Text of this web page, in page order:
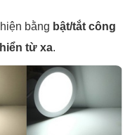
bằng bật/tắt công
từ xa.